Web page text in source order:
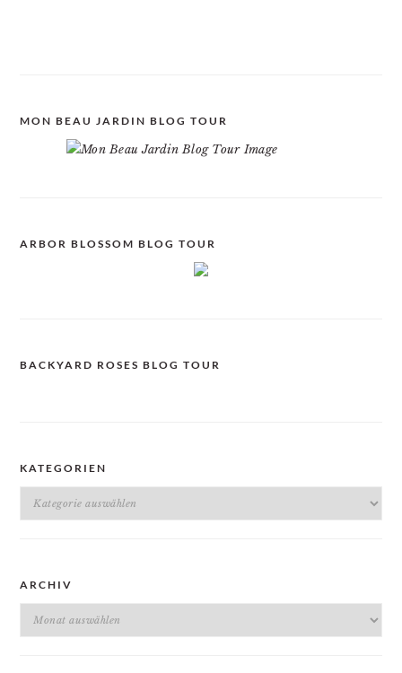
MON BEAU JARDIN BLOG TOUR
ARBOR BLOSSOM BLOG TOUR
BACKYARD ROSES BLOG TOUR
KATEGORIEN
Kategorien
ARCHIV
Archiv